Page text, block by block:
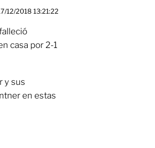
12/2018 13:21:22
casa por 2-1
y sus
en estas